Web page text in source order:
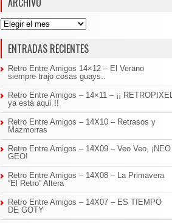
Archivo
ENTRADAS RECIENTES
Retro Entre Amigos 14×12 – El Verano
siempre trajo cosas guays..
Retro Entre Amigos – 14×11 – ¡¡ RETROPIXEL
ya está aquí !!
Retro Entre Amigos – 14X10 – Retrasos y
Mazmorras
Retro Entre Amigos – 14X09 – Veo Veo, ¡NEO
GEO!
Retro Entre Amigos – 14X08 – La Primavera
“El Retro” Altera
Retro Entre Amigos – 14X07 – ES TIEMPO
DE GOTY